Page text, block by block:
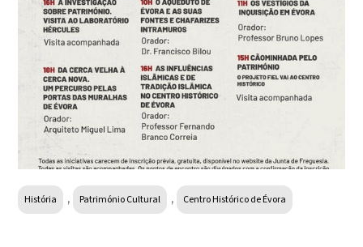
História , Património Cultural , Centro Histórico de Évora